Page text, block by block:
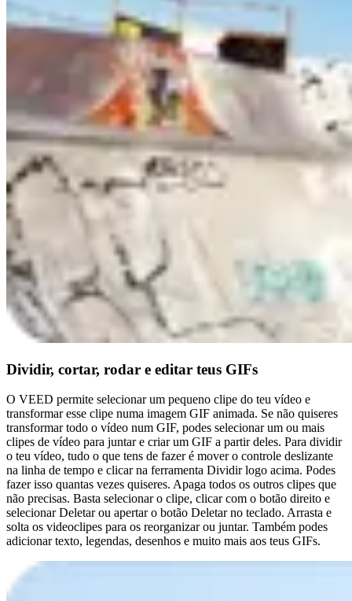
Dividir, cortar, rodar e editar teus GIFs
O VEED permite selecionar um pequeno clipe do teu vídeo e
transformar esse clipe numa imagem GIF animada. Se não quiseres
transformar todo o vídeo num GIF, podes selecionar um ou mais
clipes de vídeo para juntar e criar um GIF a partir deles. Para dividir
o teu vídeo, tudo o que tens de fazer é mover o controle deslizante
na linha de tempo e clicar na ferramenta Dividir logo acima. Podes
fazer isso quantas vezes quiseres. Apaga todos os outros clipes que
não precisas. Basta selecionar o clipe, clicar com o botão direito e
selecionar Deletar ou apertar o botão Deletar no teclado. Arrasta e
solta os videoclipes para os reorganizar ou juntar. Também podes
adicionar texto, legendas, desenhos e muito mais aos teus GIFs.